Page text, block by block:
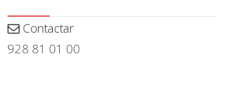
Contactar
928 81 01 00